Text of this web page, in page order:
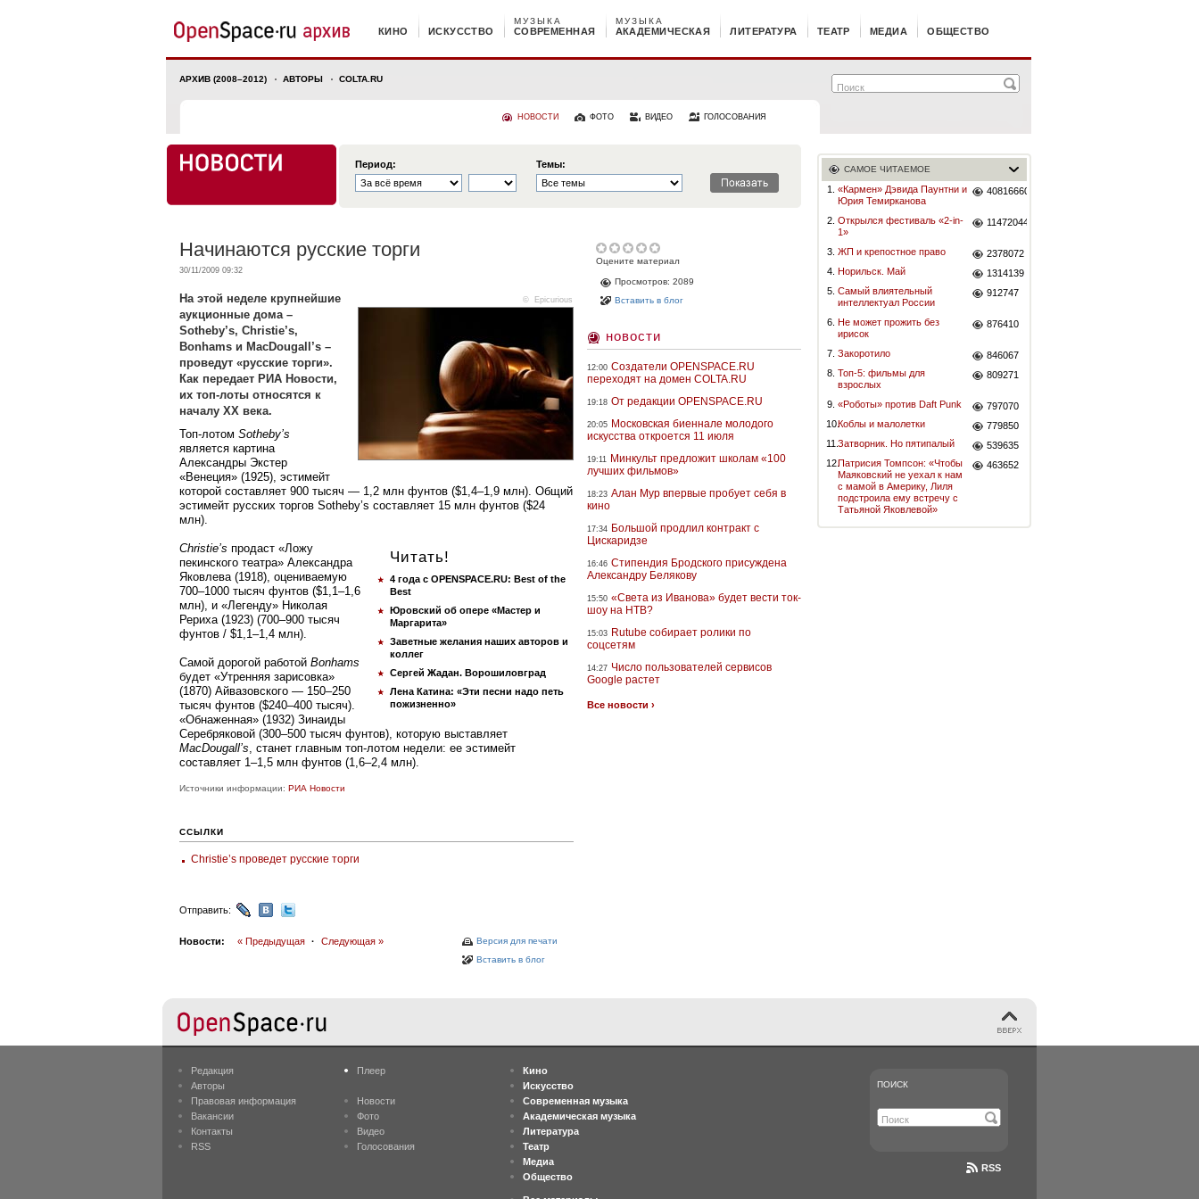
КИНО ИСКУССТВО СОВРЕМЕННАЯ
МУЗЫКА
АКАДЕМИЧЕСКАЯ
МУЗЫКА
ЛИТЕРАТУРА ТЕАТР МЕДИА ОБЩЕСТВО
АРХИВ (2008–2012) АВТОРЫ COLTA.RU
НОВОСТИ ФОТО ВИДЕО ГОЛОСОВАНИЯ
Период: Темы:
Начинаются русские торги
30/11/2009 09:32
© Epicurious
На этой неделе крупнейшие
аукционные дома –
Sotheby’s, Christie’s,
Bonhams и MacDougall’s –
проведут «русские торги».
Как передает РИА Новости,
их топ-лоты относятся к
началу XX века.
Топ-лотом Sotheby’s
является картина
Александры Экстер
«Венеция» (1925), эстимейт
которой составляет 900 тысяч — 1,2 млн фунтов ($1,4–1,9 млн). Общий
эстимейт русских торгов Sotheby’s составляет 15 млн фунтов ($24
млн).
Читать!
4 года с OPENSPACE.RU: Best of the
Best
Юровский об опере «Мастер и
Маргарита»
Заветные желания наших авторов и
коллег
Сергей Жадан. Ворошиловград
Лена Катина: «Эти песни надо петь
пожизненно»
Christie’s продаст «Ложу
пекинского театра» Александра
Яковлева (1918), оцениваемую
700–1000 тысяч фунтов ($1,1–1,6
млн), и «Легенду» Николая
Рериха (1923) (700–900 тысяч
фунтов / $1,1–1,4 млн).
Самой дорогой работой Bonhams
будет «Утренняя зарисовка»
(1870) Айвазовского — 150–250
тысяч фунтов ($240–400 тысяч).
«Обнаженная» (1932) Зинаиды
Серебряковой (300–500 тысяч фунтов), которую выставляет
MacDougall’s, станет главным топ-лотом недели: ее эстимейт
составляет 1–1,5 млн фунтов (1,6–2,4 млн).
Источники информации: РИА Новости
ССЫЛКИ
Christie’s проведет русские торги
Отправить:
Версия для печати
Вставить в блог
Новости: « Предыдущая · Следующая »
Оцените материал
Просмотров: 2089
Вставить в блог
новости
12:00 Создатели OPENSPACE.RU
переходят на домен COLTA.RU
19:18 От редакции OPENSPACE.RU
20:05 Московская биеннале молодого
искусства откроется 11 июля
19:11 Минкульт предложит школам «100
лучших фильмов»
18:23 Алан Мур впервые пробует себя в
кино
17:34 Большой продлил контракт с
Цискаридзе
16:46 Стипендия Бродского присуждена
Александру Белякову
15:50 «Света из Иванова» будет вести ток-
шоу на НТВ?
15:03 Rutube собирает ролики по
соцсетям
14:27 Число пользователей сервисов
Google растет
Все новости ›
САМОЕ ЧИТАЕМОЕ
1.
«Кармен» Дэвида Паунтни и
Юрия Темирканова
40816660
2. Открылся фестиваль «2-in-
1»
11472044
3. ЖП и крепостное право
2378072
4. Норильск. Май
1314139
5. Самый влиятельный
интеллектуал России
912747
6. Не может прожить без
ирисок
876410
7. Закоротило
846067
8. Топ-5: фильмы для
взрослых
809271
9. «Роботы» против Daft Punk
797070
10.Коблы и малолетки
779850
11.Затворник. Но пятипалый
539635
12.Патрисия Томпсон: «Чтобы
Маяковский не уехал к нам
с мамой в Америку, Лиля
подстроила ему встречу с
Татьяной Яковлевой»
463652
Редакция
Авторы
Правовая информация
Вакансии
Контакты
RSS
Плеер
Новости
Фото
Видео
Голосования
Кино
Искусство
Современная музыка
Академическая музыка
Литература
Театр
Медиа
Общество
ПОИСК
RSS